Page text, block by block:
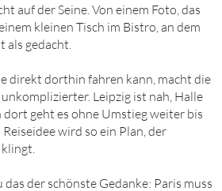
auf der Seine. Von einem Foto, das
kleinen Tisch im Bistro, an dem
als gedacht.
direkt dorthin fahren kann, macht die
unkomplizierter. Leipzig ist nah, Halle
geht es ohne Umstieg weiter bis
wird so ein Plan, der
der schönste Gedanke: Paris muss